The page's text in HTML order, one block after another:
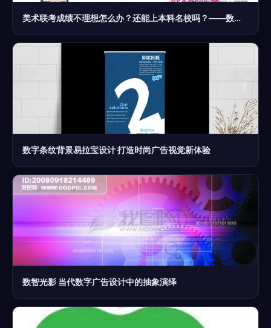
美术联考成绩不理想怎么办？还能上本科名校吗？——数字广告制作或成新出路
数字条纹背景易拉宝设计 打造时尚广告视觉新体验
数智光影 当代数字广告设计中的抽象演绎